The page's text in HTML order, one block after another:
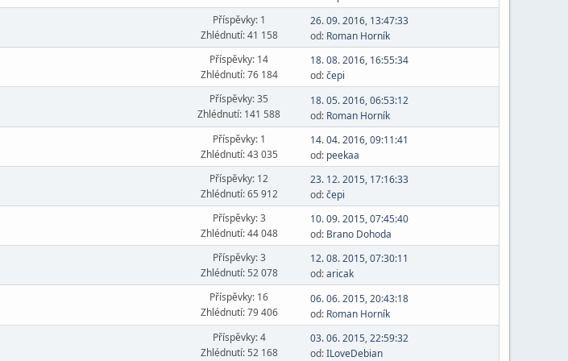
Příspěvky: 1
Zhlédnutí: 41 158
26. 09. 2016, 13:47:33
od: Roman Horník
Příspěvky: 14
Zhlédnutí: 76 184
18. 08. 2016, 16:55:34
od:čepi
Příspěvky: 35
Zhlédnutí: 141 588
18. 05. 2016, 06:53:12
od: Roman Horník
Příspěvky: 1
Zhlédnutí: 43 035
14. 04. 2016, 09:11:41
od: peekaa
Příspěvky: 12
Zhlédnutí: 65 912
23. 12. 2015, 17:16:33
od:čepi
Příspěvky: 3
Zhlédnutí: 44 048
10. 09. 2015, 07:45:40
od: Brano Dohoda
Příspěvky: 3
Zhlédnutí: 52 078
12. 08. 2015, 07:30:11
od:aricak
Příspěvky: 16
Zhlédnutí: 79 406
06. 06. 2015, 20:43:18
od: Roman Horník
Příspěvky: 4
Zhlédnutí: 52 168
03. 06. 2015, 22:59:32
od:ILoveDebian